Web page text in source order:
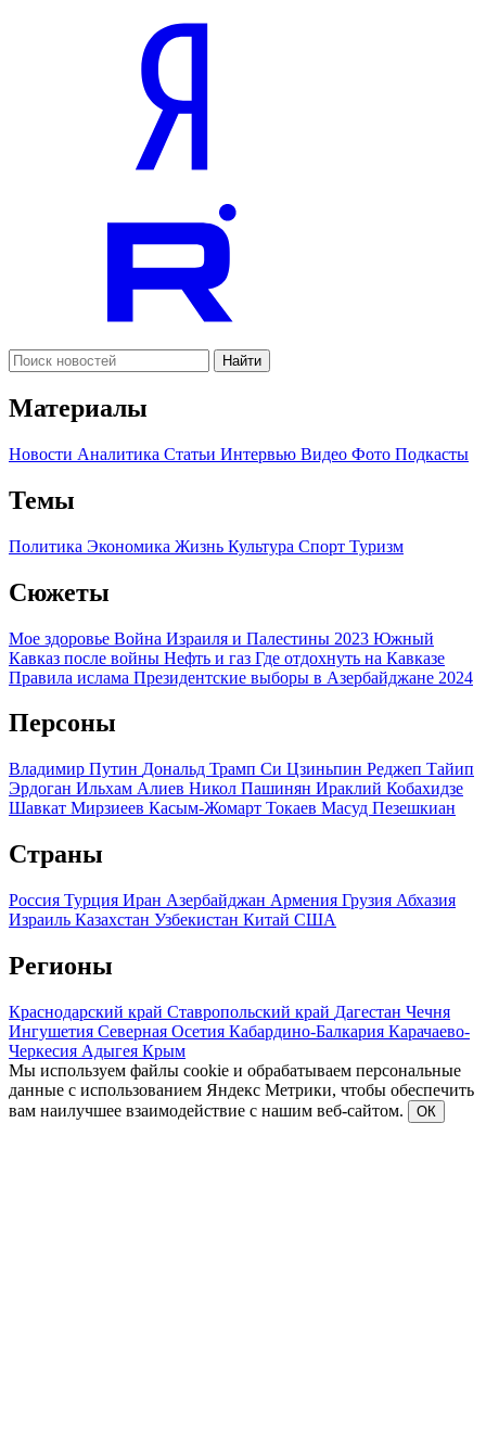
Найти
Материалы
Новости Аналитика Статьи Интервью Видео Фото Подкасты
Темы
Политика Экономика Жизнь Культура Спорт Туризм
Сюжеты
Мое здоровье Война Израиля и Палестины 2023 Южный
Кавказ после войны Нефть и газ Где отдохнуть на Кавказе
Правила ислама Президентские выборы в Азербайджане 2024
Персоны
Владимир Путин Дональд Трамп Си Цзиньпин Реджеп Тайип
Эрдоган Ильхам Алиев Никол Пашинян Ираклий Кобахидзе
Шавкат Мирзиеев Касым-Жомарт Токаев Масуд Пезешкиан
Страны
Россия Турция Иран Азербайджан Армения Грузия Абхазия
Израиль Казахстан Узбекистан Китай США
Регионы
Краснодарский край Ставропольский край Дагестан Чечня
Ингушетия Северная Осетия Кабардино-Балкария Карачаево-
Черкесия Адыгея Крым
Мы используем файлы cookie и обрабатываем персональные
данные с использованием Яндекс Метрики, чтобы обеспечить
вам наилучшее взаимодействие с нашим веб-сайтом.
ОК